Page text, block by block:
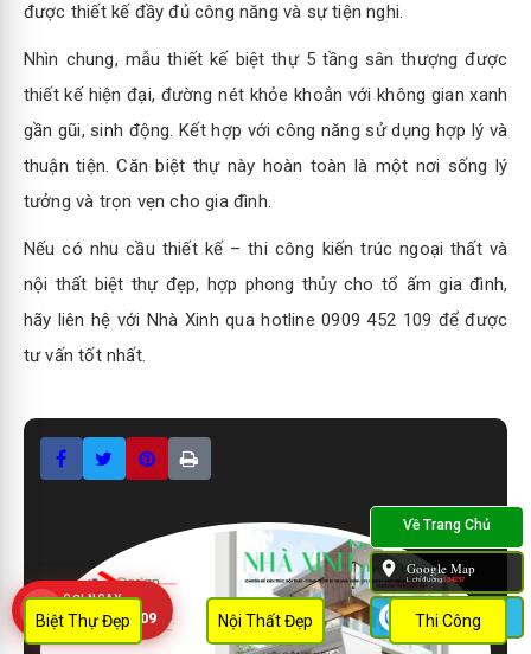
được thiết kế đầy đủ công năng và sự tiện nghi.
Nhìn chung, mẫu thiết kế biệt thự 5 tầng sân thượng được
thiết kế hiện đại, đường nét khỏe khoắn với không gian xanh
gần gũi, sinh động. Kết hợp với công năng sử dụng hợp lý và
thuận tiện. Căn biệt thự này hoàn toàn là một nơi sống lý
tưởng và trọn vẹn cho gia đình.
Nếu có nhu cầu thiết kế – thi công kiến trúc ngoại thất và
nội thất biệt thự đẹp, hợp phong thủy cho tổ ấm gia đình,
hãy liên hệ với Nhà Xinh qua hotline 0909 452 109 để được
tư vấn tốt nhất.
Biệt Thự Đẹp Nội Thất Đẹp Thi Công
Google Map
L.chỉ đường:134237
Zalo
GỌI NGAY
0909 452 109